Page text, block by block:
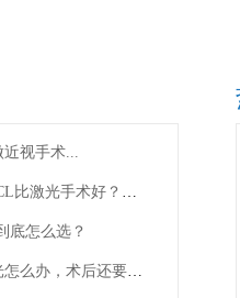
视手术...
眼科医生不做近视手术？ICL比激光手术好？这些近视手术谣言，别再信了！
底怎么选？
近视手术矫正近视，那散光怎么办，术后还要戴眼镜吗？